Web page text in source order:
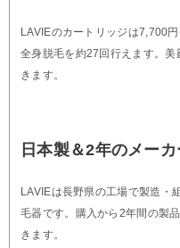
LAVIEのカートリッジは7,700
全身脱毛を約27回行えます。
きます。
日本製＆2年のメー
LAVIEは長野県の工場で製造・
毛器です。購入から2年間の製
きます。